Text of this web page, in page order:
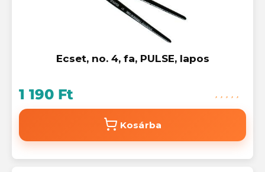
Ecset, no. 4, fa, PULSE, lapos
1 190 Ft
Kosárba